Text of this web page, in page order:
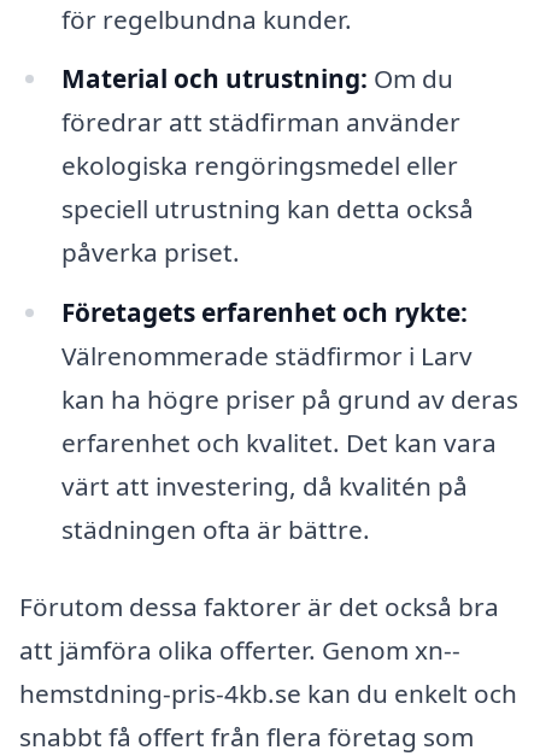
för regelbundna kunder.
Material och utrustning: Om du
föredrar att städfirman använder
ekologiska rengöringsmedel eller
speciell utrustning kan detta också
påverka priset.
Företagets erfarenhet och rykte:
Välrenommerade städfirmor i Larv
kan ha högre priser på grund av deras
erfarenhet och kvalitet. Det kan vara
värt att investering, då kvalitén på
städningen ofta är bättre.
Förutom dessa faktorer är det också bra
att jämföra olika offerter. Genom xn--
hemstdning-pris-4kb.se kan du enkelt och
snabbt få offert från flera företag som